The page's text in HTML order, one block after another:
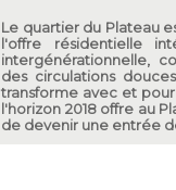
Le quartier du Plateau
l'offre résidentielle
intergénérationnelle,
des circulations
transforme avec et
l'horizon 2018 offre au
de devenir une entrée